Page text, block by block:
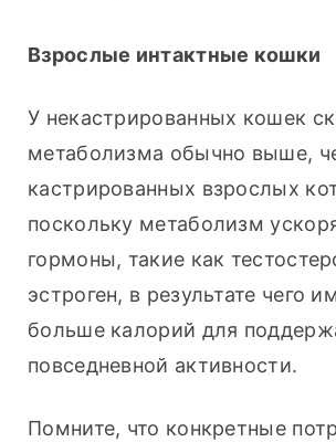
Взрослые интактные кошки
У некастрированных кошек
метаболизма обычно выше,
кастрированных взрослых
поскольку метаболизм
гормоны, такие как
эстроген, в результате чего
больше калорий для
повседневной активности.
Помните, что конкретные